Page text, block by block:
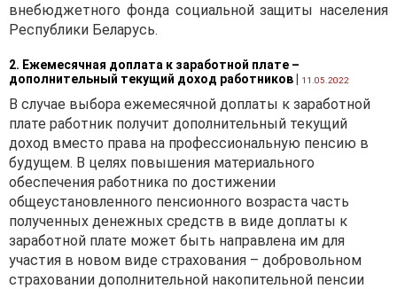
внебюджетного фонда социальной защиты населения
Республики Беларусь.
2. Ежемесячная доплата к заработной плате –
дополнительный текущий доход работников
11.05.2022
В случае выбора ежемесячной доплаты к заработной
плате работник получит дополнительный текущий
доход вместо права на профессиональную пенсию в
будущем. В целях повышения материального
обеспечения работника по достижении
общеустановленного пенсионного возраста часть
полученных денежных средств в виде доплаты к
заработной плате может быть направлена им для
участия в новом виде страхования – добровольном
страховании дополнительной накопительной пенсии